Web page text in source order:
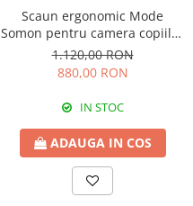
Scaun ergonomic Mode
Somon pentru camera copiilor
– confort, design modern și
reglabil pe înălțime
1.120,00 RON
880,00 RON
IN STOC
ADAUGA IN COS